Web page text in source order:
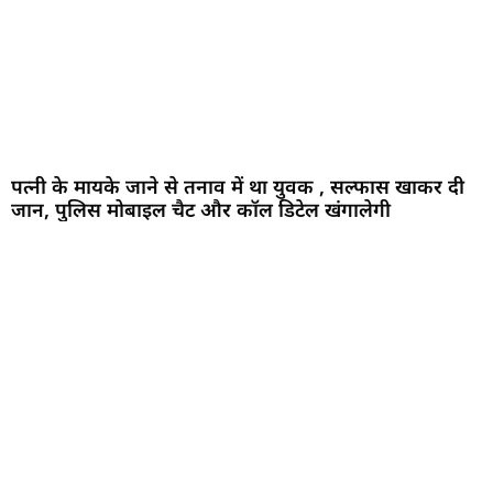
पत्नी के मायके जाने से तनाव में था युवक , सल्फास खाकर दी
जान, पुलिस मोबाइल चैट और कॉल डिटेल खंगालेगी